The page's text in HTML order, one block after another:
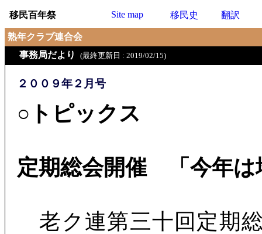
移民百年祭 Site map 移民史 翻訳
熟年クラブ連合会
事務局だより
(最終更新日 : 2019/02/15)
２００９年２月号
○トピックス
定期総会開催 「今年は
老ク連第三十回定期